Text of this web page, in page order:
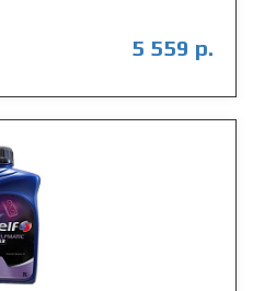
5 559 р.